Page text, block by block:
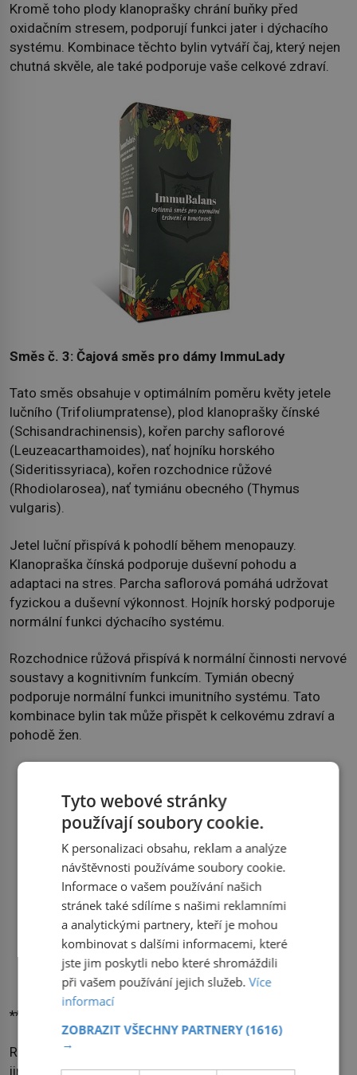
Kromě toho plody klanoprašky chrání buňky před
oxidačním stresem, podporují funkci jater i dýchacího
systému. Kombinace těchto bylin vytváří čaj, který nejen
chutná skvěle, ale také podporuje vaše celkové zdraví.
Směs č. 3: Čajová směs pro dámy ImmuLady
Tato směs obsahuje v optimálním poměru květy jetele
lučního (Trifoliumpratense), plod klanoprašky čínské
(Schisandrachinensis), kořen parchy saflorové
(Leuzeacarthamoides), nať hojníku horského
(Sideritissyriaca), kořen rozchodnice růžové
(Rhodiolarosea), nať tymiánu obecného (Thymus
vulgaris).
Jetel luční přispívá k pohodlí během menopauzy.
Klanopraška čínská podporuje duševní pohodu a
adaptaci na stres. Parcha saflorová pomáhá udržovat
fyzickou a duševní výkonnost. Hojník horský podporuje
normální funkci dýchacího systému.
Rozchodnice růžová přispívá k normální činnosti nervové
soustavy a kognitivním funkcím. Tymián obecný
podporuje normální funkci imunitního systému. Tato
kombinace bylin tak může přispět k celkovému zdraví a
pohodě žen.
*** Doc. Ing. Roman Pavela, Ph.D. (54) ***
Rostliny uchvátily Romana Pavelu už v dětství. Zatímco
jiní kluci byli šťastní, že mohli někde hrát fotbal, on byl
Tyto webové stránky
používají soubory cookie.
K personalizaci obsahu, reklam a analýze
návštěvnosti používáme soubory cookie.
Informace o vašem používání našich
stránek také sdílíme s našimi reklamními
a analytickými partnery, kteří je mohou
kombinovat s dalšími informacemi, které
jste jim poskytli nebo které shromáždili
při vašem používání jejich služeb.Více
informací
ZOBRAZIT VŠECHNY PARTNERY(1616)
→